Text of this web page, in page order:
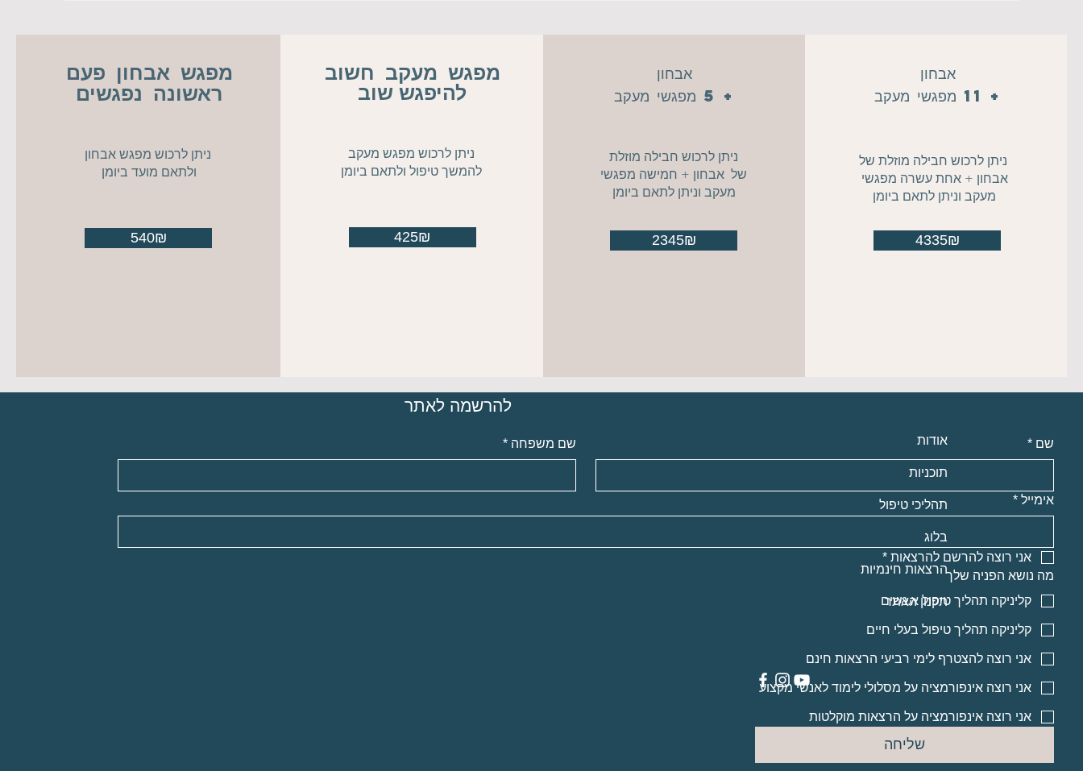
מפגש אבחון פעם
ראשונה נפגשים
ניתן לרכוש מפגש אבחון
ולתאם מועד ביומן
540₪
מפגש מעקב חשוב
להיפגש שוב
ניתן לרכוש מפגש מעקב
להמשך טיפול ולתאם ביומן
425₪
אבחון
+ 5 מפגשי מעקב
ניתן לרכוש חבילה מוזלת
של אבחון + חמישה מפגשי
מעקב וניתן לתאם ביומן
2345₪
אבחון
+ 11 מפגשי מעקב
ניתן לרכוש חבילה מוזלת של
אבחון + אחת עשרה מפגשי
מעקב וניתן לתאם ביומן
4335₪
להרשמה לאתר
שם * שם משפחה *
אימייל *
אני רוצה להרשם להרצאות *
מה נושא הפניה שלך
קליניקה תהליך טיפול א.נשים
קליניקה תהליך טיפול בעלי חיים
אני רוצה להצטרף לימי רביעי הרצאות חינם
אני רוצה אינפורמציה על מסלולי לימוד לאנשי מקצוע
אני רוצה אינפורמציה על הרצאות מוקלטות
שליחה
אודות
תוכניות
תהליכי טיפול
בלוג
הרצאות חינמיות
תקנון האתר